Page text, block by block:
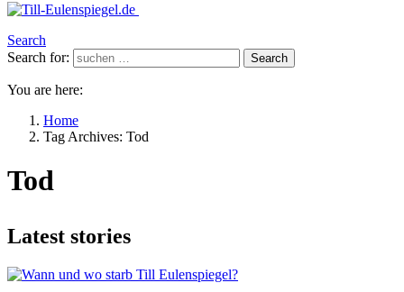
Search
Search for:
Search
You are here:
Home
Tag Archives: Tod
Tod
Latest stories